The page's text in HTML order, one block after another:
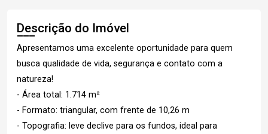
Descrição do Imóvel
Apresentamos uma excelente oportunidade para quem
busca qualidade de vida, segurança e contato com a
natureza!
- Área total: 1.714 m²
- Formato: triangular, com frente de 10,26 m
- Topografia: leve declive para os fundos, ideal para